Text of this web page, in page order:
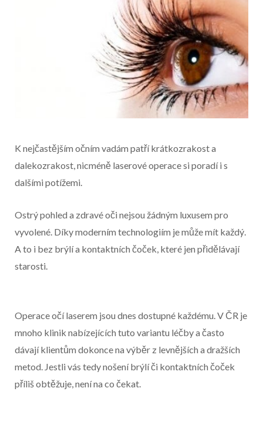
K nejčastějším očním vadám patří krátkozrakost a
dalekozrakost, nicméně laserové operace si poradí i s
dalšími potížemi.
Začátek reklamy
Konec reklamy
Ostrý pohled a zdravé oči nejsou žádným luxusem pro
vyvolené. Díky moderním technologiím je může mít každý.
A to i bez brýlí a kontaktních čoček, které jen přidělávají
starosti.
Operace očí laserem jsou dnes dostupné každému. V ČR je
mnoho klinik nabízejících tuto variantu léčby a často
dávají klientům dokonce na výběr z levnějších a dražších
metod. Jestli vás tedy nošení brýlí či kontaktních čoček
příliš obtěžuje, není na co čekat.